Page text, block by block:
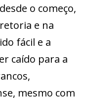
o começo,
e na
fácil e a
caído para a
mesmo com